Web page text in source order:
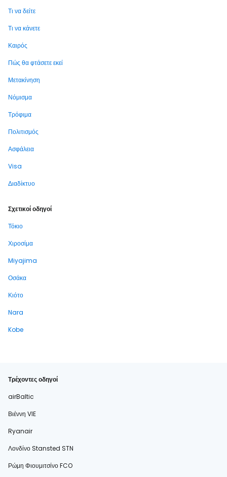
Τι να δείτε
Τι να κάνετε
Καιρός
Πώς θα φτάσετε εκεί
Μετακίνηση
Νόμισμα
Τρόφιμα
Πολιτισμός
Ασφάλεια
Visa
Διαδίκτυο
Σχετικοί οδηγοί
Τόκιο
Χιροσίμα
Miyajima
Οσάκα
Κιότο
Nara
Kobe
Τρέχοντες οδηγοί
airBaltic
Βιέννη VIE
Ryanair
Λονδίνο Stansted STN
Ρώμη Φιουμιτσίνο FCO